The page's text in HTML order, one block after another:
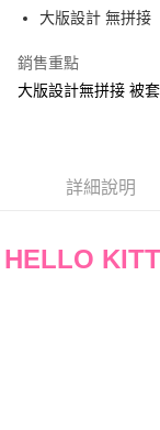
悠遊付
Google Pay
ATM付款
全家★依產品說明
7-11★依產品說明
每筆NT$60，滿
大版設計 無拼接
銷售重點
大版設計無拼接 被
詳細說明
HELLO